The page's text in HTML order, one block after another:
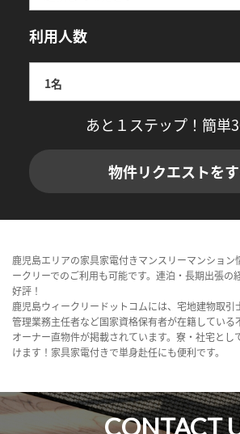
利用人数
あと１ステップ！簡単
物件リクエストを
鹿児島エリアの家具家電付きマンスリーマンション
ークリーでのご利用も可能です。連泊・長期出張の
好評！
鹿児島ウィークリードットコムには、宅地建物取引
管理業務主任者など国家資格保有者が在籍している
オーナー直物件が掲載されています。寮・社宅とし
けます！家具家電付きで単身赴任にも便利です。
CONTACT